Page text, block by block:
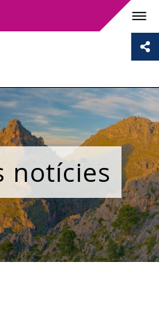
notícies